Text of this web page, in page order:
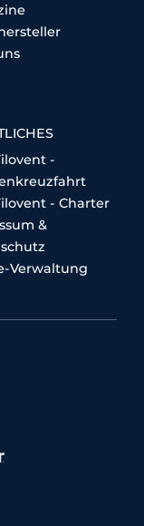
-
- Charter
&
Verwaltung